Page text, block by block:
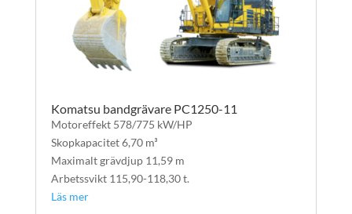
Komatsu bandgrävare PC1250-11
Motoreffekt 578/775 kW/HP
Skopkapacitet 6,70 m³
Maximalt grävdjup 11,59 m
Arbetssvikt 115,90-118,30 t.
Läs mer